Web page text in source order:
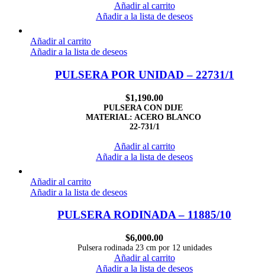
Añadir al carrito
Añadir a la lista de deseos
Añadir al carrito
Añadir a la lista de deseos
PULSERA POR UNIDAD – 22731/1
$1,190.00
PULSERA CON DIJE
MATERIAL: ACERO BLANCO
22-731/1
Añadir al carrito
Añadir a la lista de deseos
Añadir al carrito
Añadir a la lista de deseos
PULSERA RODINADA – 11885/10
$6,000.00
Pulsera rodinada 23 cm por 12 unidades
Añadir al carrito
Añadir a la lista de deseos